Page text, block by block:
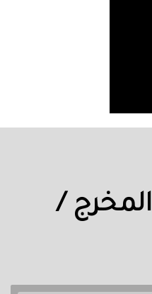
@new_style_perfume تقديم / شيماء الحمادي @shaima_al7ammadi المخرج /